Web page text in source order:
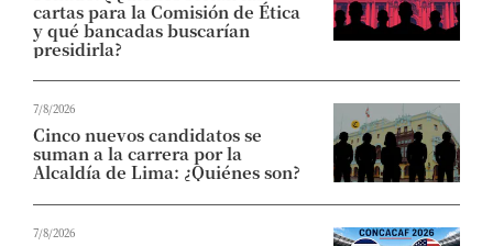
cartas para la Comisión de Ética
y qué bancadas buscarían
presidirla?
7/8/2026
Cinco nuevos candidatos se
suman a la carrera por la
Alcaldía de Lima: ¿Quiénes son?
7/8/2026